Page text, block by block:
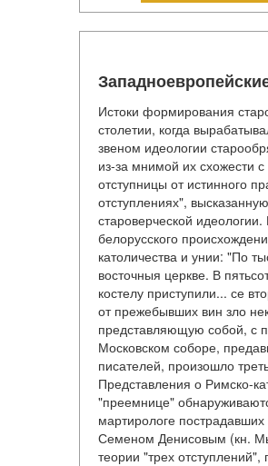
Истоки формирования
столетии, когда
звеном идеологии
из-за мнимой их схожести
отступницы от истинного
отступлениях",
староверческой
белорусского
католичества и унии: "По
восточныя церкве. В
костелу приступили... се
от прежебывших вин зло
представляющую собой, с
Московском соборе,
писателей, произошло
Представления о Римско-
"преемнице"
мартирологе
Семеном Денисовым (кн.
теории "трех